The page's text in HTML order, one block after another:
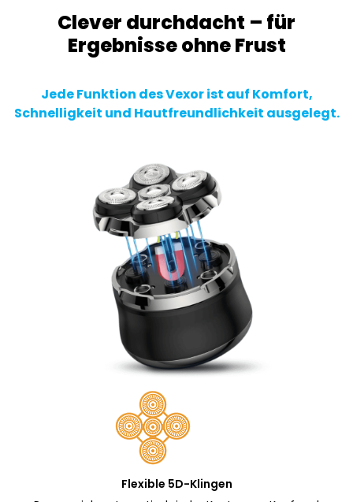
Clever durchdacht – für
Ergebnisse ohne Frust
Jede Funktion des Vexor ist auf Komfort,
Schnelligkeit und Hautfreundlichkeit ausgelegt.
Flexible 5D-Klingen